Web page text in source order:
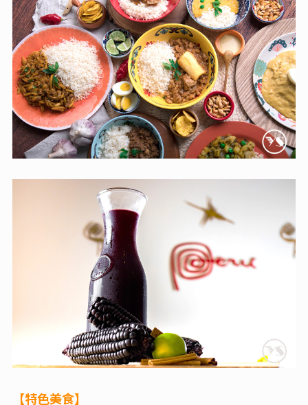
【特色美食】